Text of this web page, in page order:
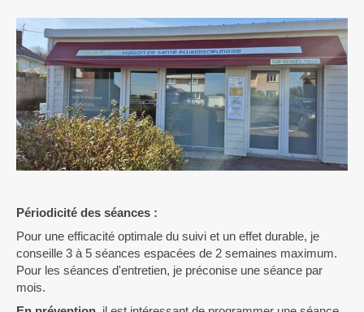
Périodicité des séances :
Pour une efficacité optimale du suivi et un effet durable, je
conseille 3 à 5 séances espacées de 2 semaines maximum.
Pour les séances d'entretien, je préconise une séance par
mois.